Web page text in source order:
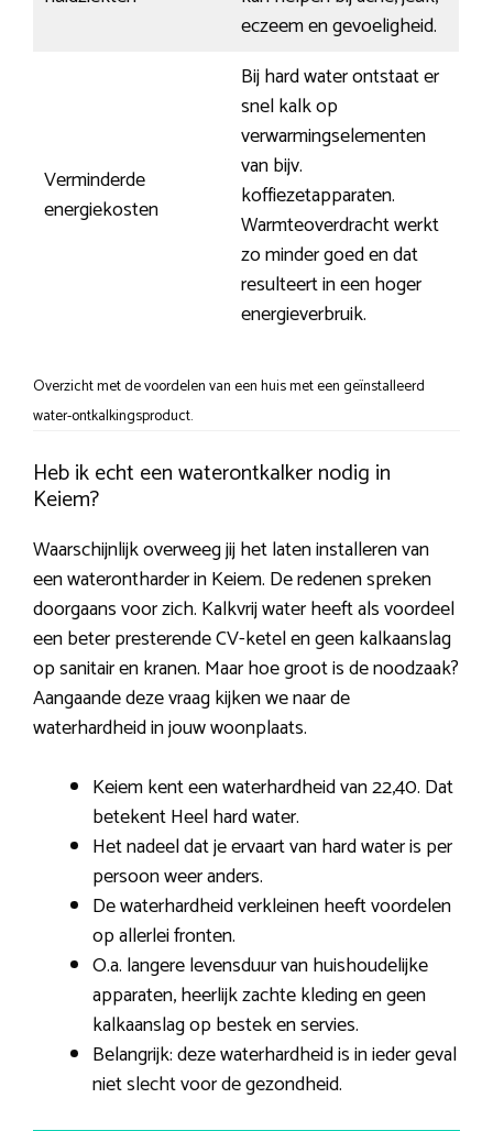
eczeem en gevoeligheid.
Verminderde
energiekosten
Bij hard water ontstaat er
snel kalk op
verwarmingselementen
van bijv.
koffiezetapparaten.
Warmteoverdracht werkt
zo minder goed en dat
resulteert in een hoger
energieverbruik.
Overzicht met de voordelen van een huis met een geïnstalleerd
water-ontkalkingsproduct.
Heb ik echt een waterontkalker nodig in
Keiem?
Waarschijnlijk overweeg jij het laten installeren van
een waterontharder in Keiem. De redenen spreken
doorgaans voor zich. Kalkvrij water heeft als voordeel
een beter presterende CV-ketel en geen kalkaanslag
op sanitair en kranen. Maar hoe groot is de noodzaak?
Aangaande deze vraag kijken we naar de
waterhardheid in jouw woonplaats.
Keiem kent een waterhardheid van 22,40. Dat
betekent Heel hard water.
Het nadeel dat je ervaart van hard water is per
persoon weer anders.
De waterhardheid verkleinen heeft voordelen
op allerlei fronten.
O.a. langere levensduur van huishoudelijke
apparaten, heerlijk zachte kleding en geen
kalkaanslag op bestek en servies.
Belangrijk: deze waterhardheid is in ieder geval
niet slecht voor de gezondheid.